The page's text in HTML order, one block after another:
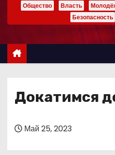
ж
Общество Власть
Безопасность
Докатимся
Май 25, 2023